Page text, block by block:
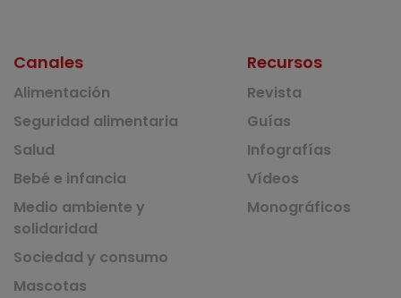
Canales
Alimentación
Seguridad alimentaria
Salud
Bebé e infancia
Medio ambiente y
solidaridad
Sociedad y consumo
Mascotas
Recursos
Revista
Guías
Infografías
Vídeos
Monográficos